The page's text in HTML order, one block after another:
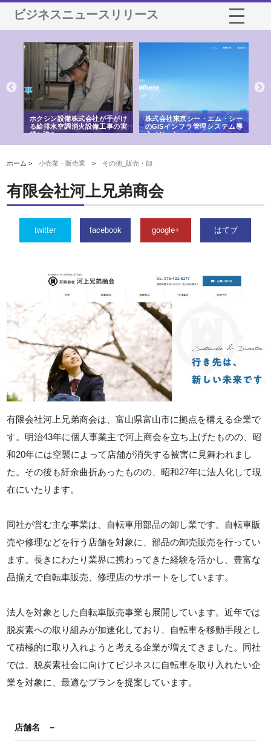
ビジネスニュースリリース
ホクシン設備株式会社が手がけ
る給排水空調消火設備工事の実
績と強み
株式会社東京シー・エム・シー
のGISインフラ管理システム導
入メリット
ホーム >小売業・販売業 > その他_販売・卸
有限会社河上兄弟商会
twitter facebook google+ はてブ
有限会社河上兄弟商会は、富山県富山市に拠点を構える企業で
す。明治43年に個人事業主で河上商会を立ち上げたものの、昭
和20年には空襲によって店舗が消失する被害に見舞われまし
た。その後も紆余曲折あったものの、昭和27年に法人化して現
在にいたります。
同社が営む主な事業は、自転車用部品の卸し業です。自転車販
売や修理などを行う店舗を対象に、部品の卸売販売を行ってい
ます。長きにわたり業界に携わってきた経験を活かし、豊富な
品揃えで自転車販売、修理店のサポートをしています。
法人を対象とした自転車販売事業も展開しています。近年では
脱炭素への取り組みが加速化しており、自転車を移動手段とし
て積極的に取り入れようと考える企業が増えてきました。同社
では、脱炭素社会に向けてビジネスに自転車を取り入れたい企
業を対象に、最適なプランを提案しています。
店舗名 －